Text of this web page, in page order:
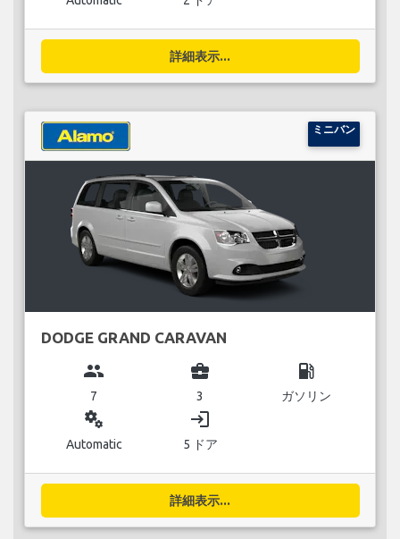
詳細表示...
ミニバン
DODGE GRAND CARAVAN
group
7
business_center
3
local_gas_station
ガソリン
miscellaneous_services
Automatic
login
5 ドア
詳細表示...